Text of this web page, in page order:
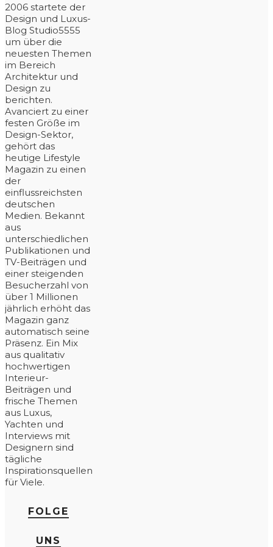
2006 startete der
Design und Luxus-
Blog Studio5555
um über die
neuesten Themen
im Bereich
Architektur und
Design zu
berichten.
Avanciert zu einer
festen Größe im
Design-Sektor,
gehört das
heutige Lifestyle
Magazin zu einen
der
einflussreichsten
deutschen
Medien. Bekannt
aus
unterschiedlichen
Publikationen und
TV-Beiträgen und
einer steigenden
Besucherzahl von
über 1 Millionen
jährlich erhöht das
Magazin ganz
automatisch seine
Präsenz. Ein Mix
aus qualitativ
hochwertigen
Interieur-
Beiträgen und
frische Themen
aus Luxus,
Yachten und
Interviews mit
Designern sind
tägliche
Inspirationsquellen
für Viele.
FOLGE
UNS